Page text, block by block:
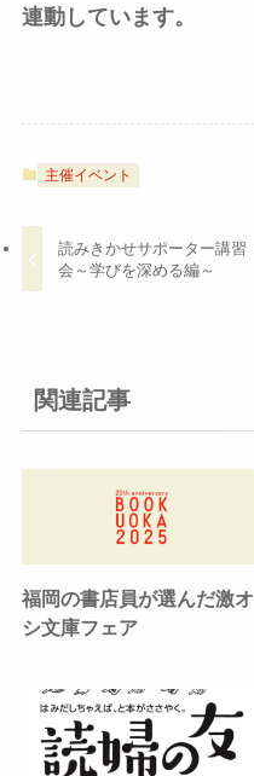
連動しています。
主催イベント
読みきかせサポーター講習
会～学びを深める編～
関連記事
福岡の書店員が選んだ激オ
シ文庫フェア